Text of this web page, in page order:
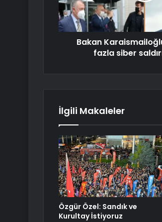
Bakan
fazla siber
İlgili Makaleler
Özgür Özel: Sandık ve
Kurultay İstiyoruz